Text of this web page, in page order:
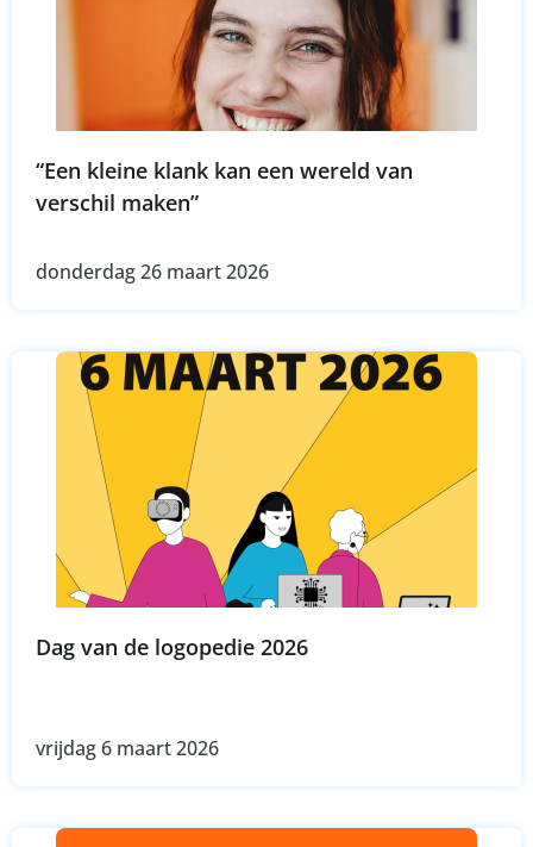
“Een kleine klank kan een wereld van
verschil maken”
donderdag 26 maart 2026
Dag van de logopedie 2026
vrijdag 6 maart 2026